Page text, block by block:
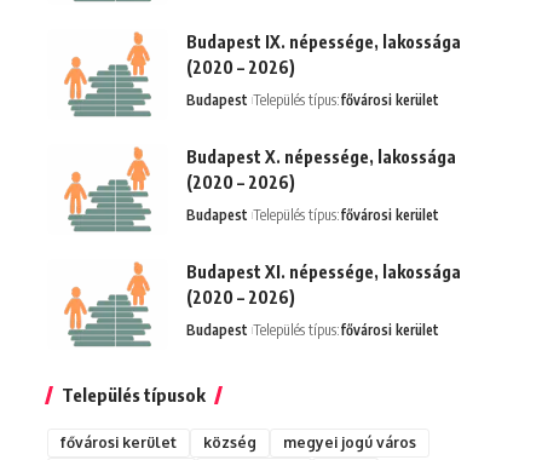
Budapest IX. népessége, lakossága
(2020 – 2026)
Budapest Település típus:fővárosi kerület
Budapest X. népessége, lakossága
(2020 – 2026)
Budapest Település típus:fővárosi kerület
Budapest XI. népessége, lakossága
(2020 – 2026)
Budapest Település típus:fővárosi kerület
Település típusok
fővárosi kerület község
megyei jogú város